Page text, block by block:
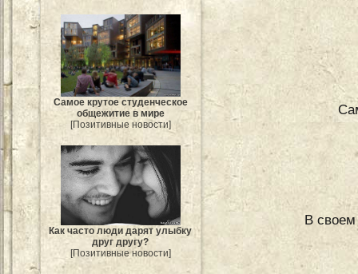
Самое крутое студенческое
общежитие в мире
[Позитивные новости]
Как часто люди дарят улыбку
друг другу?
[Позитивные новости]
В